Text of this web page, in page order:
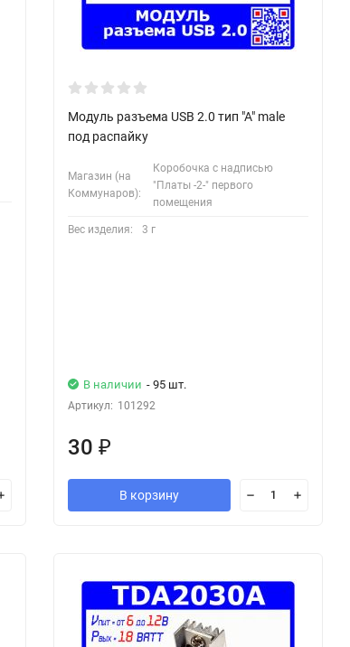
Модуль разъема USB 2.0 тип "А" male
под распайку
Магазин (на
Коммунаров):
Коробочка с надписью
"Платы -2-" первого
помещения
Вес изделия: 3 г
В наличии - 95 шт.
Артикул: 101292
30 ₽
В корзину